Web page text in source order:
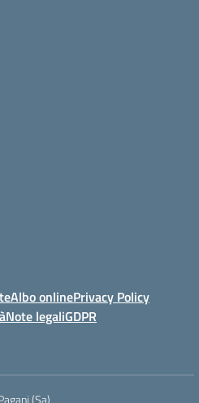
Albo onlinePrivacy Policy
Note legaliGDPR
(Sa)